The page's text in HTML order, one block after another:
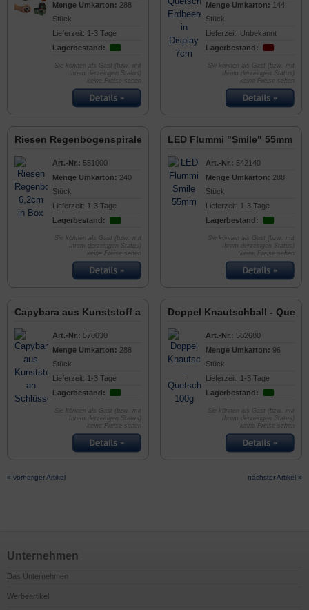
Menge Umkarton: 288
Stück
Lieferzeit: 1-3 Tage
Lagerbestand:
Sie können als Gast (bzw. mit
Ihrem derzeitigen Status)
keine Preise sehen
Menge Umkarton: 144
Stück
Lieferzeit: Unbekannt
Lagerbestand:
Sie können als Gast (bzw. mit
Ihrem derzeitigen Status)
keine Preise sehen
Riesen Regenbogenspirale 6,2cm in Box
Art.-Nr.: 551000
Menge Umkarton: 240
Stück
Lieferzeit: 1-3 Tage
Lagerbestand:
Sie können als Gast (bzw. mit
Ihrem derzeitigen Status)
keine Preise sehen
LED Flummi "Smile" 55mm
Art.-Nr.: 542140
Menge Umkarton: 288
Stück
Lieferzeit: 1-3 Tage
Lagerbestand:
Sie können als Gast (bzw. mit
Ihrem derzeitigen Status)
keine Preise sehen
Capybara aus Kunststoff an Schlüsselkette
Art.-Nr.: 570030
Menge Umkarton: 288
Stück
Lieferzeit: 1-3 Tage
Lagerbestand:
Sie können als Gast (bzw. mit
Ihrem derzeitigen Status)
keine Preise sehen
Doppel Knautschball -
Art.-Nr.: 582680
Menge Umkarton: 96
Stück
Lieferzeit: 1-3 Tage
Lagerbestand:
Sie können als Gast (bzw. mit
Ihrem derzeitigen Status)
keine Preise sehen
« vorheriger Artikel nächster Artikel »
Unternehmen
Das Unternehmen
Werbeartikel